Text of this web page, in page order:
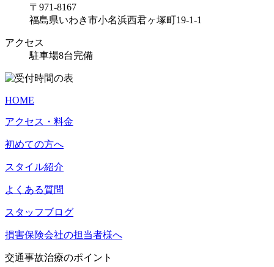
〒971-8167
福島県いわき市小名浜西君ヶ塚町19-1-1
アクセス
駐車場8台完備
HOME
アクセス・料金
初めての方へ
スタイル紹介
よくある質問
スタッフブログ
損害保険会社の担当者様へ
交通事故治療のポイント